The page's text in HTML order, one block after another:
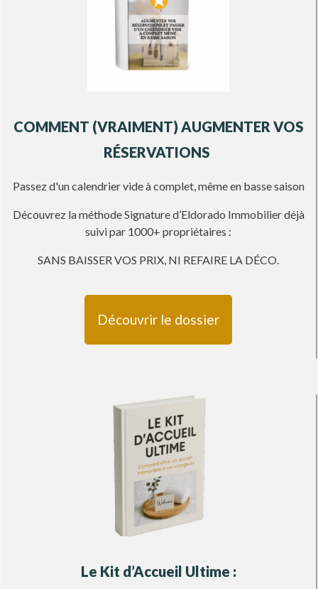
COMMENT (VRAIMENT) AUGMENTER VOS
RÉSERVATIONS
Passez d'un calendrier vide à complet, même en basse saison
Découvrez la méthode Signature d’Eldorado Immobilier déjà
suivi par 1000+ propriétaires :
SANS BAISSER VOS PRIX, NI REFAIRE LA DÉCO.
Découvrir le dossier
Le Kit d’Accueil Ultime :